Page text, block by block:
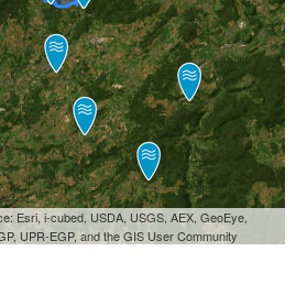
Esri, i-cubed, USDA, USGS, AEX, GeoEye,
UPR-EGP, and the GIS User Community